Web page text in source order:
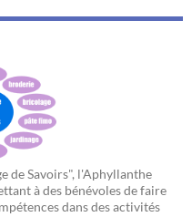
de Savoirs", l'Aphyllanthe
à des bénévoles de faire
dans des activités